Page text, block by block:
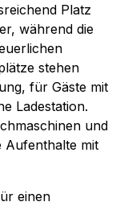
Platz
während die
stehen
für Gäste mit
Ladestation.
und
Aufenthalte mit
einen